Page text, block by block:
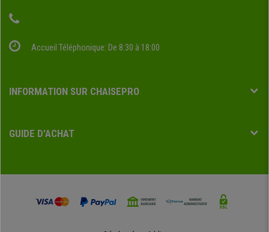
Accueil Téléphonique: De 8:30 à 18:00
INFORMATION SUR CHAISEPRO
GUIDE D'ACHAT